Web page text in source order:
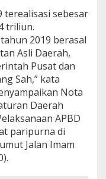
terealisasi sebesar
triliun.
2019 berasal
Asli Daerah,
Pusat dan
Sah,” kata
Nota
Daerah
APBD
paripurna di
Jalan Imam